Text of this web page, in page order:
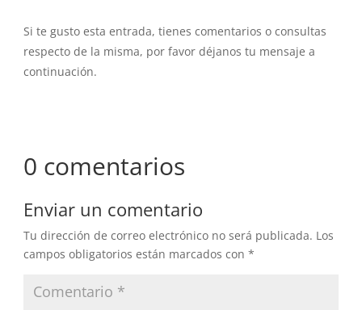
Si te gusto esta entrada, tienes comentarios o consultas
respecto de la misma, por favor déjanos tu mensaje a
continuación.
0 comentarios
Enviar un comentario
Tu dirección de correo electrónico no será publicada. Los
campos obligatorios están marcados con*